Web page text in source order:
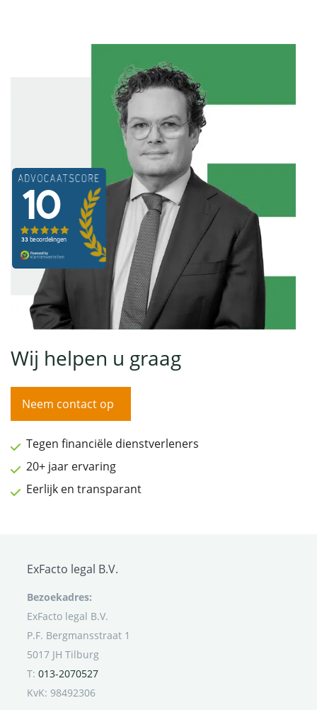
Wij helpen u graag
Neem contact op
Tegen financiële dienstverleners
20+ jaar ervaring
Eerlijk en transparant
ExFacto legal B.V.
Bezoekadres:
ExFacto legal B.V.
P.F. Bergmansstraat 1
5017 JH Tilburg
T: 013-2070527
KvK: 98492306